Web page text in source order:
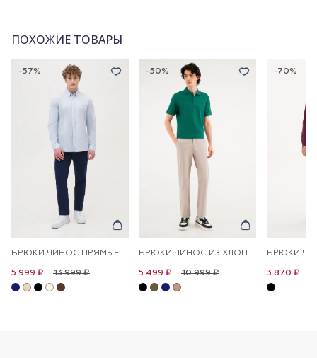
ПОХОЖИЕ ТОВАРЫ
-57%
БРЮКИ ЧИНОС ПРЯМЫЕ
13 999 ₽
5 999 ₽
-50%
БРЮКИ ЧИНОС ИЗ ХЛОПКА ПРЯМЫЕ
10 999 ₽
5 499 ₽
-70%
БРЮКИ
3 870 ₽